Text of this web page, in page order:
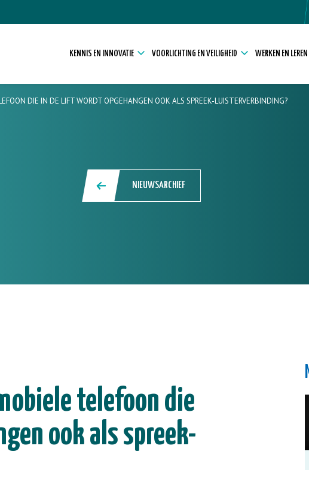
KENNIS EN INNOVATIE VOORLICHTING EN VEILIGHEID WERKEN EN LEREN
DIE IN DE LIFT WORDT OPGEHANGEN OOK ALS SPREEK-LUISTERVERBINDING?
NIEUWSARCHIEF
telefoon die
ook als spreek-